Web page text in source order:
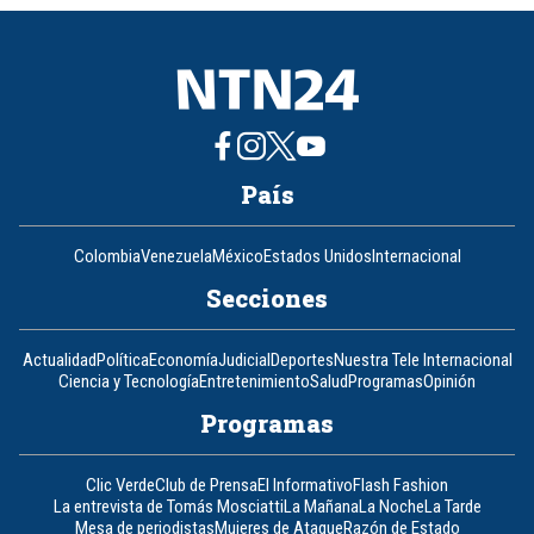
8
País
ColombiaVenezuelaMéxicoEstados UnidosInternacional
Secciones
ActualidadPolíticaEconomíaJudicialDeportesNuestra Tele Internacional
Ciencia y TecnologíaEntretenimientoSaludProgramasOpinión
Programas
Clic VerdeClub de PrensaEl InformativoFlash Fashion
La entrevista de Tomás MosciattiLa MañanaLa NocheLa Tarde
Mesa de periodistasMujeres de AtaqueRazón de Estado